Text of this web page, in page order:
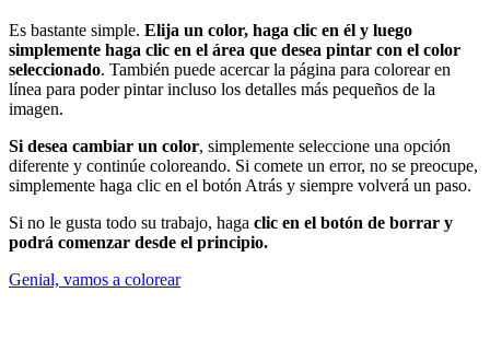
Es bastante simple. Elija un color, haga clic en él y luego
simplemente haga clic en el área que desea pintar con el color
seleccionado. También puede acercar la página para colorear en
línea para poder pintar incluso los detalles más pequeños de la
imagen.
Si desea cambiar un color, simplemente seleccione una opción
diferente y continúe coloreando. Si comete un error, no se preocupe,
simplemente haga clic en el botón Atrás y siempre volverá un paso.
Si no le gusta todo su trabajo, haga clic en el botón de borrar y
podrá comenzar desde el principio.
Genial, vamos a colorear